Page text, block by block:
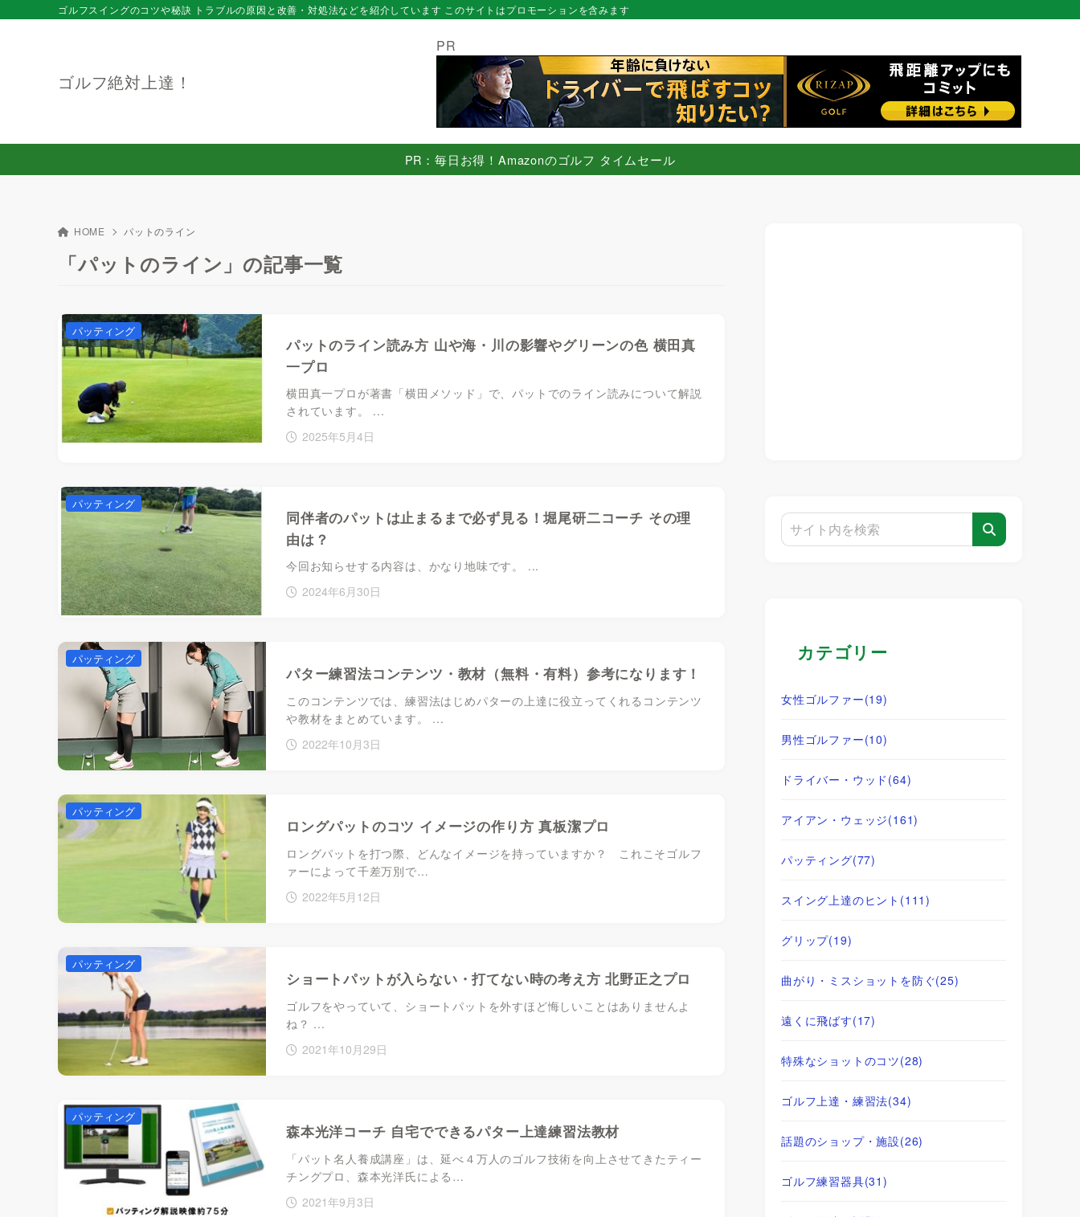
ゴルフ絶対上達！
ゴルフスイングのコツや秘訣 トラブルの原因と改善・対処法などを紹介しています このサイトはプロモーションを含みます
PR
PR：毎日お得！Amazonのゴルフ タイムセール
HOME パットのライン
「パットのライン」の記事一覧
パットのライン読み方 山や海・川の影響やグリーンの色 横田真
一プロ
横田真一プロが著書「横田メソッド」で、パットでのライン読みについて解説
されています。 ...
2025年5月4日
パッティング
同伴者のパットは止まるまで必ず見る！堀尾研二コーチ その理
由は？
今回お知らせする内容は、かなり地味です。 ...
2024年6月30日
パッティング
パター練習法コンテンツ・教材（無料・有料）参考になります！
このコンテンツでは、練習法はじめパターの上達に役立ってくれるコンテンツ
や教材をまとめています。 ...
2022年10月3日
パッティング
ロングパットのコツ イメージの作り方 真板潔プロ
ロングパットを打つ際、どんなイメージを持っていますか？ これこそゴルフ
ァーによって千差万別で…
2022年5月12日
パッティング
ショートパットが入らない・打てない時の考え方 北野正之プロ
ゴルフをやっていて、ショートパットを外すほど悔しいことはありませんよ
ね？ ...
2021年10月29日
パッティング
森本光洋コーチ 自宅でできるパター上達練習法教材
「パット名人養成講座」は、延べ４万人のゴルフ技術を向上させてきたティー
チングプロ、森本光洋氏による…
2021年9月3日
パッティング
カテゴリー
女性ゴルファー(19)
男性ゴルファー(10)
ドライバー・ウッド (64)
アイアン・ウェッジ(161)
パッティング(77)
スイング上達のヒント (111)
グリップ(19)
曲がり・ミスショットを防ぐ(25)
遠くに飛ばす(17)
特殊なショットのコツ(28)
ゴルフ上達・練習法(34)
話題のショップ・施設(26)
ゴルフ練習器具(31)